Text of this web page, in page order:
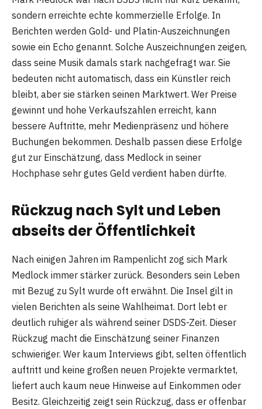
sondern erreichte echte kommerzielle Erfolge. In
Berichten werden Gold- und Platin-Auszeichnungen
sowie ein Echo genannt. Solche Auszeichnungen zeigen,
dass seine Musik damals stark nachgefragt war. Sie
bedeuten nicht automatisch, dass ein Künstler reich
bleibt, aber sie stärken seinen Marktwert. Wer Preise
gewinnt und hohe Verkaufszahlen erreicht, kann
bessere Auftritte, mehr Medienpräsenz und höhere
Buchungen bekommen. Deshalb passen diese Erfolge
gut zur Einschätzung, dass Medlock in seiner
Hochphase sehr gutes Geld verdient haben dürfte.
Rückzug nach Sylt und Leben
abseits der Öffentlichkeit
Nach einigen Jahren im Rampenlicht zog sich Mark
Medlock immer stärker zurück. Besonders sein Leben
mit Bezug zu Sylt wurde oft erwähnt. Die Insel gilt in
vielen Berichten als seine Wahlheimat. Dort lebt er
deutlich ruhiger als während seiner DSDS-Zeit. Dieser
Rückzug macht die Einschätzung seiner Finanzen
schwieriger. Wer kaum Interviews gibt, selten öffentlich
auftritt und keine großen neuen Projekte vermarktet,
liefert auch kaum neue Hinweise auf Einkommen oder
Besitz. Gleichzeitig zeigt sein Rückzug, dass er offenbar